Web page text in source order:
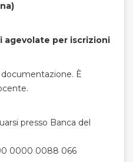
agevolate per iscrizioni
È
presso Banca del
0000 0088 066